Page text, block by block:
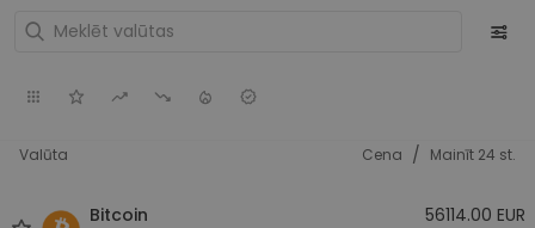
Valūta Cena / Mainīt 24 st.
Bitcoin
56114.00 EUR